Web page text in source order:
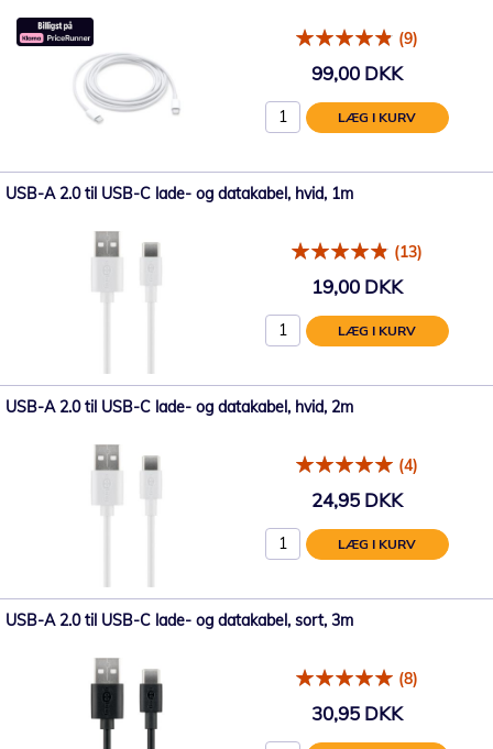
(9)
99,00 DKK
LÆG I KURV
USB-A 2.0 til USB-C lade- og datakabel, hvid, 1m
(13)
19,00 DKK
LÆG I KURV
USB-A 2.0 til USB-C lade- og datakabel, hvid, 2m
(4)
24,95 DKK
LÆG I KURV
USB-A 2.0 til USB-C lade- og datakabel, sort, 3m
(8)
30,95 DKK